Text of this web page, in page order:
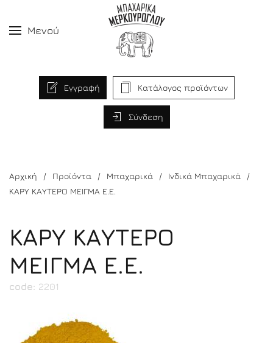
Μενού
Εγγραφή Κατάλογος προϊόντων
Σύνδεση
Αρχική Προϊόντα Μπαχαρικά
Ινδικά Μπαχαρικά
ΚΑΡΥ ΚΑΥΤΕΡΟ ΜΕΙΓΜΑ Ε.Ε.
ΚΑΡΥ ΚΑΥΤΕΡΟ
ΜΕΙΓΜΑ Ε.Ε.
code: 2201